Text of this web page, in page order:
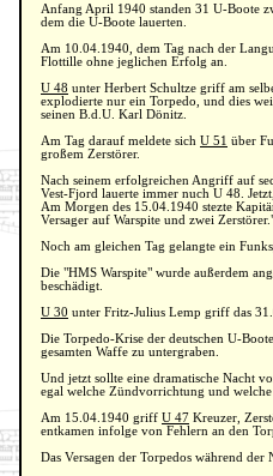
Anfang April 1940 standen 31 U-Boote
dem die U-Boote lauerten.
Am 10.04.1940, dem Tag nach der
Flottille ohne jeglichen Erfolg an.
U 48 unter Herbert Schultze griff am
explodierte nur ein Torpedo, und dies
seinen B.d.U. Karl Dönitz.
Am Tag darauf meldete sich U 51 über
großem Zerstörer.
Nach seinem erfolgreichen Angriff auf
Vest-Fjord lauerte immer nuch U 48.
Am Morgen des 15.04.1940 stezte
Versager auf Warspite und zwei
Noch am gleichen Tag gelangte ein
Die "HMS Warspite" wurde außerdem
beschädigt.
U 30 unter Fritz-Julius Lemp griff das
Die Torpedo-Krise der deutschen U-
gesamten Waffe zu untergraben.
Und jetzt sollte eine dramatische Nacht
egal welche Zündvorrichtung und welche
Am 15.04.1940 griff U 47 Kreuzer,
entkamen infolge von Fehlern an den
Das Versagen der Torpedos während